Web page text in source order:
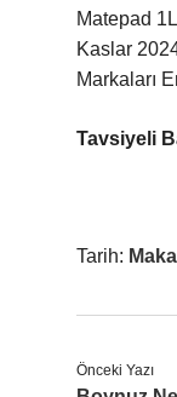
Matepad
Kaslar
Markaları
Tavsiyeli
Tarih:
Önceki Yazı